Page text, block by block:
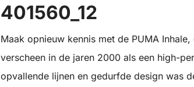
401560_12
Maak opnieuw kennis met de PUMA
verscheen in de jaren 2000 als een high-
opvallende lijnen en gedurfde design was